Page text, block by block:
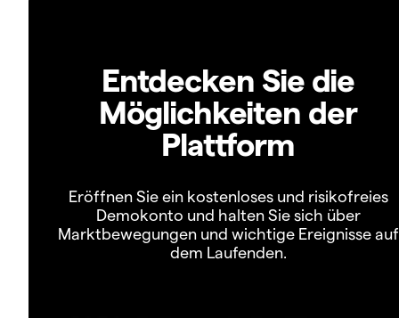
Entdecken Sie die
Möglichkeiten der
Plattform
Eröffnen Sie ein kostenloses und risikofreies
Demokonto und halten Sie sich über
Marktbewegungen und wichtige Ereignisse auf
dem Laufenden.